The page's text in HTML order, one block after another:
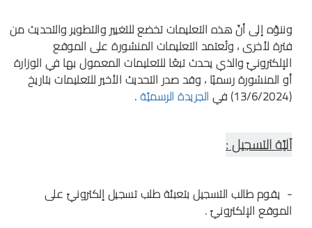
وننوّه إلى أنّ هذه التعليمات تخضع للتغيير والتطوير والتحديث من
فترة لأخرى ، وتُعتمد التعليمات المنشورة على الموقع
الإلكترونيّ والذي يحدث تبعًا للتعليمات المعمول بها في الوزارة
أو المنشورة رسميًا ، وقد صدر التحديث الأخير للتعليمات بتاريخ
(13/6/2024) في
الجريدة الرسميّة.
آليّة التسجيل :
- يقوم طالب التسجيل بتعبئة طلب تسجيل إلكترونيّ على
الموقع الإلكترونيّ .